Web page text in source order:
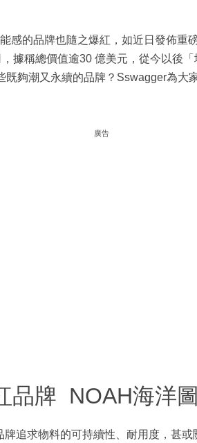
感的品牌也隨之爆紅，如近日發佈重
據稱總價值逾30 億美元，從今以後
夠潮又永續的品牌？Sswagger為大
廣告
品牌 NOAH海洋
追求物料的可持續性、耐用度，甚